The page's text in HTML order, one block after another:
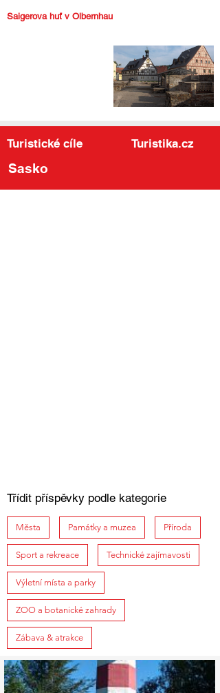
Saigerova huť v Olbernhau
Turistické cíle Turistika.cz
Sasko
Třídit příspěvky podle kategorie
Města Památky a muzea Příroda
Sport a rekreace Technické zajímavosti
Výletní místa a parky
ZOO a botanické zahrady
Zábava & atrakce